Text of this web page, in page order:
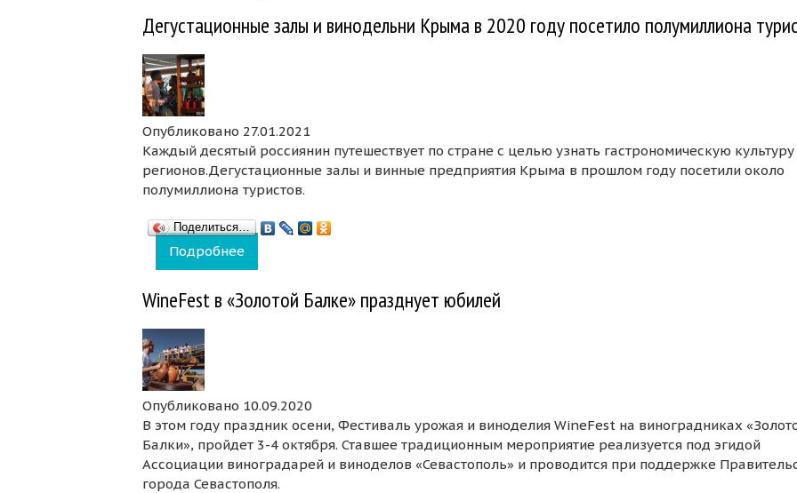
Дегустационные залы и винодельни Крыма в 2020 году посетило полумиллиона
Опубликовано 27.01.2021
Каждый десятый россиянин путешествует по стране с целью узнать гастрономическую культуру
регионов.Дегустационные залы и винные предприятия Крыма в прошлом году посетили около
полумиллиона туристов.
Поделиться…
Подробнее
WineFest в «Золотой Балке» празднует юбилей
Опубликовано 10.09.2020
В этом году праздник осени, Фестиваль урожая и виноделия WineFest на виноградниках
Балки», пройдет 3-4 октября. Ставшее традиционным мероприятие реализуется под эгидой
Ассоциации виноградарей и виноделов «Севастополь» и проводится при поддержке
города Севастополя.